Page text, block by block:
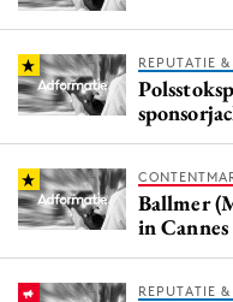
REPUTATIE
Ballmer
in Cannes
REPUTATIE